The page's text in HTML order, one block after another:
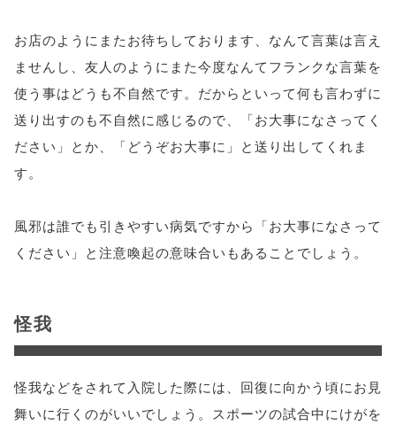
お店のようにまたお待ちしております、なんて言葉は言え
ませんし、友人のようにまた今度なんてフランクな言葉を
使う事はどうも不自然です。だからといって何も言わずに
送り出すのも不自然に感じるので、「お大事になさってく
ださい」とか、「どうぞお大事に」と送り出してくれま
す。
風邪は誰でも引きやすい病気ですから「お大事になさって
ください」と注意喚起の意味合いもあることでしょう。
怪我
怪我などをされて入院した際には、回復に向かう頃にお見
舞いに行くのがいいでしょう。スポーツの試合中にけがを